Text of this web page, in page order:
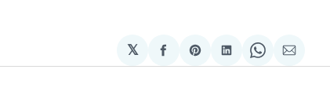
𝕏
Compartir
en
Share
on
Compartir
en
Share
on
via